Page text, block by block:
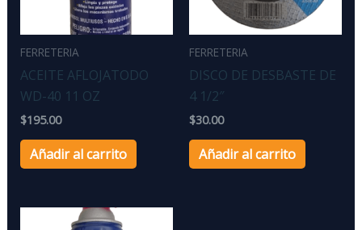
FERRETERIA
ACEITE AFLOJATODO
WD-40 11 OZ
$195.00
Añadir al carrito
FERRETERIA
DISCO DE DESBASTE DE
4 1/2″
$30.00
Añadir al carrito